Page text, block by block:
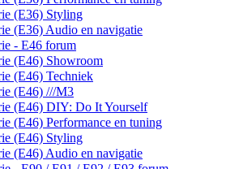
(E36) Styling
(E36) Audio en navigatie
- E46 forum
(E46) Showroom
(E46) Techniek
(E46) ///M3
(E46) DIY: Do It Yourself
(E46) Performance en tuning
(E46) Styling
(E46) Audio en navigatie